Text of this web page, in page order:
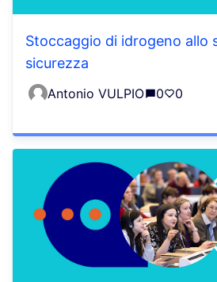
Stoccaggio di idrogeno allo
sicurezza
Antonio VULPIO 0 0